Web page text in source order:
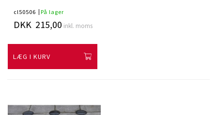
cl50506 På lager
DKK 215,00 inkl. moms
LÆG I KURV